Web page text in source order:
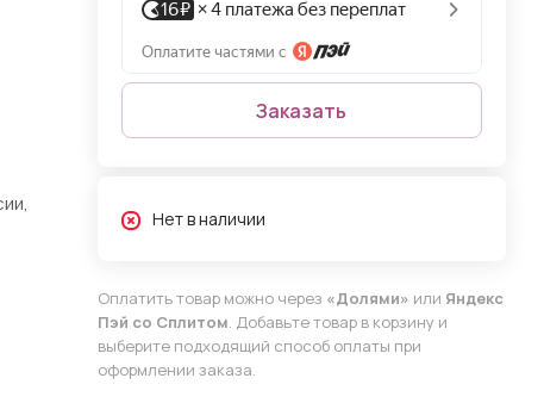
Заказать
Нет в наличии
Оплатить товар можно через «Долями» или Яндекс
Пэй со Сплитом. Добавьте товар в корзину и
выберите подходящий способ оплаты при
оформлении заказа.